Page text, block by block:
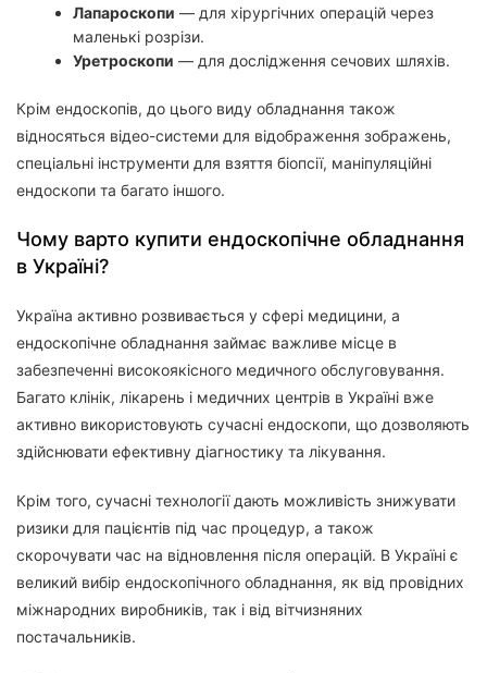
Лапароскопи — для хірургічних операцій через
маленькі розрізи.
Уретроскопи — для дослідження сечових шляхів.
Крім ендоскопів, до цього виду обладнання також
відносяться відео-системи для відображення зображень,
спеціальні інструменти для взяття біопсії, маніпуляційні
ендоскопи та багато іншого.
Чому варто купити ендоскопічне обладнання
в Україні?
Україна активно розвивається у сфері медицини, а
ендоскопічне обладнання займає важливе місце в
забезпеченні високоякісного медичного обслуговування.
Багато клінік, лікарень і медичних центрів в Україні вже
активно використовують сучасні ендоскопи, що дозволяють
здійснювати ефективну діагностику та лікування.
Крім того, сучасні технології дають можливість знижувати
ризики для пацієнтів під час процедур, а також
скорочувати час на відновлення після операцій. В Україні є
великий вибір ендоскопічного обладнання, як від провідних
міжнародних виробників, так і від вітчизняних
постачальників.